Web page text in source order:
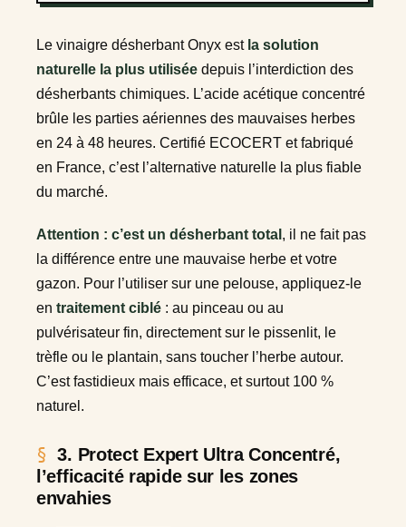
Le vinaigre désherbant Onyx est la solution
naturelle la plus utilisée depuis l’interdiction des
désherbants chimiques. L’acide acétique concentré
brûle les parties aériennes des mauvaises herbes
en 24 à 48 heures. Certifié ECOCERT et fabriqué
en France, c’est l’alternative naturelle la plus fiable
du marché.
Attention : c’est un désherbant total , il ne fait pas
la différence entre une mauvaise herbe et votre
gazon. Pour l’utiliser sur une pelouse, appliquez-le
en traitement ciblé : au pinceau ou au
pulvérisateur fin, directement sur le pissenlit, le
trèfle ou le plantain, sans toucher l’herbe autour.
C’est fastidieux mais efficace, et surtout 100 %
naturel.
3. Protect Expert Ultra Concentré,
l’efficacité rapide sur les zones
envahies